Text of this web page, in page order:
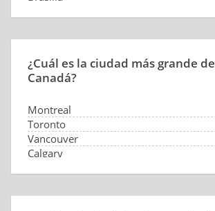
¿Cuál es la ciudad más grande de
Canadá?
Montreal
Toronto
Vancouver
Calgary